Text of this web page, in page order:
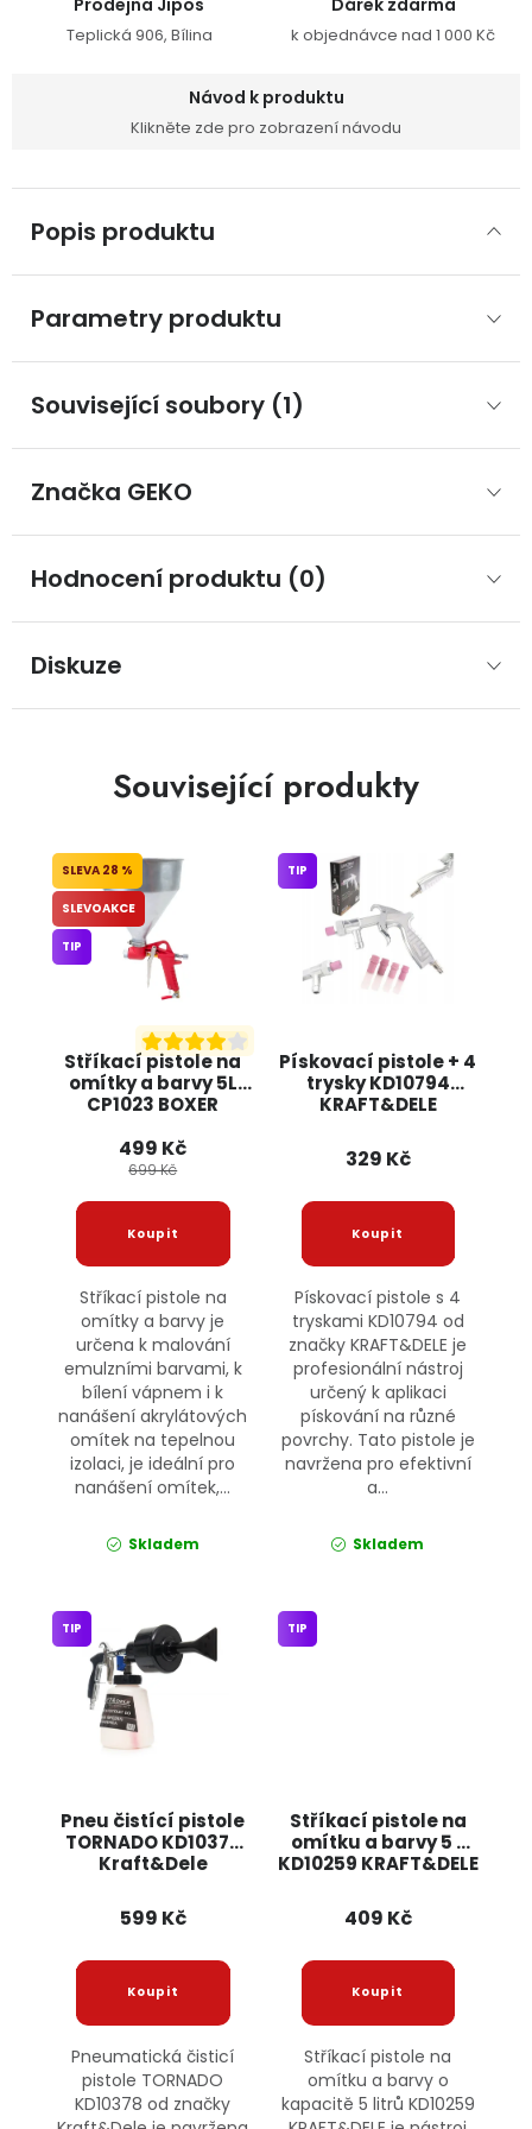
Prodejna Jipos
Teplická 906, Bílina
Dárek zdarma
k objednávce nad 1 000 Kč
Návod k produktu
Klikněte zde pro zobrazení návodu
Popis produktu
Parametry produktu
Související soubory (1)
Značka GEKO
Hodnocení produktu (0)
Diskuze
Související produkty
Stříkací pistole na
omítky a barvy 5L
CP1023 BOXER
28 %
SLEVOAKCE
TIP
499 Kč
699 Kč
Stříkací pistole na
omítky a barvy je
určena k malování
emulzními barvami, k
bílení vápnem i k
nanášení akrylátových
omítek na tepelnou
izolaci, je ideální pro
nanášení omítek,...
Skladem
Pískovací pistole + 4
trysky KD10794
KRAFT&DELE
TIP
329 Kč
Pískovací pistole s 4
tryskami KD10794 od
značky KRAFT&DELE je
profesionální nástroj
určený k aplikaci
pískování na různé
povrchy. Tato pistole je
navržena pro efektivní
a...
Skladem
Pneu čistící pistole
TORNADO KD10378
Kraft&Dele
TIP
599 Kč
Pneumatická čisticí
pistole TORNADO
KD10378 od značky
Stříkací pistole na
omítku a barvy 5 L
KD10259 KRAFT&DELE
TIP
409 Kč
Stříkací pistole na
omítku a barvy o
kapacitě 5 litrů KD10259